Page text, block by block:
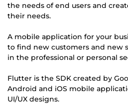
the needs of end users and
their needs.
A mobile application for your
to find new customers and new
in the professional or personal
Flutter is the SDK created by
Android and iOS mobile
UI/UX designs.